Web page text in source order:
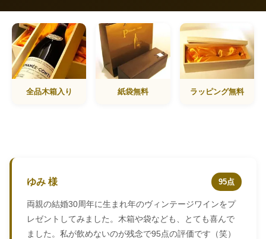
全品木箱入り 紙袋無料 ラッピング無料
ゆみ 様 95点
両親の結婚30周年に生まれ年のヴィンテージワインをプ
レゼントしてみました。木箱や袋なども、とても喜んで
ました。私が飲めないのが残念で95点の評価です（笑）